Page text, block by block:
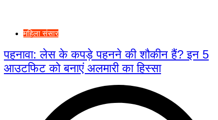
महिला संसार
पहनावा: लेस के कपड़े पहनने की शौकीन हैं? इन 5
आउटफिट को बनाएं अलमारी का हिस्सा